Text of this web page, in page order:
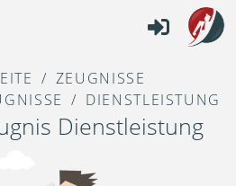
ZEUGNISSE
DIENSTLEISTUNG
Dienstleistung